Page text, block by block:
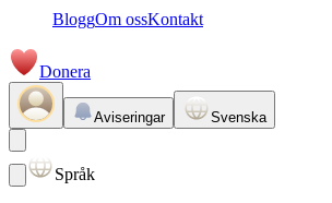
BloggOm ossKontakt
Donera
Aviseringar Svenska
Språk